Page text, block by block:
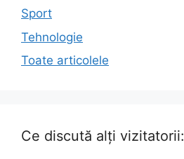
Sport
Tehnologie
Toate articolele
Ce discută alți vizitatorii: